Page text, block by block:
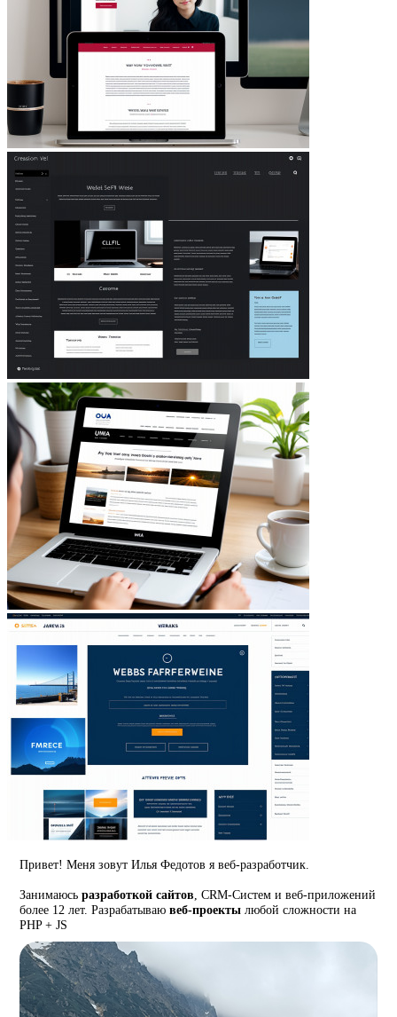
Привет! Меня зовут Илья Федотов я веб-разработчик.
Занимаюсьразработкой сайтов , CRM-Систем и веб-приложений
более 12 лет. Разрабатываювеб-проекты любой сложности на
PHP + JS